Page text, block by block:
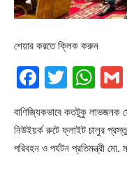
শেয়ার করতে ক্লিক করুন
বাণিজ্যিকভাবে কতটুকু লাভজনক
নিউইয়র্ক রুটে ফ্লাইট চালুর
পরিবহন ও পর্যটন প্রতিমন্ত্রী মো.